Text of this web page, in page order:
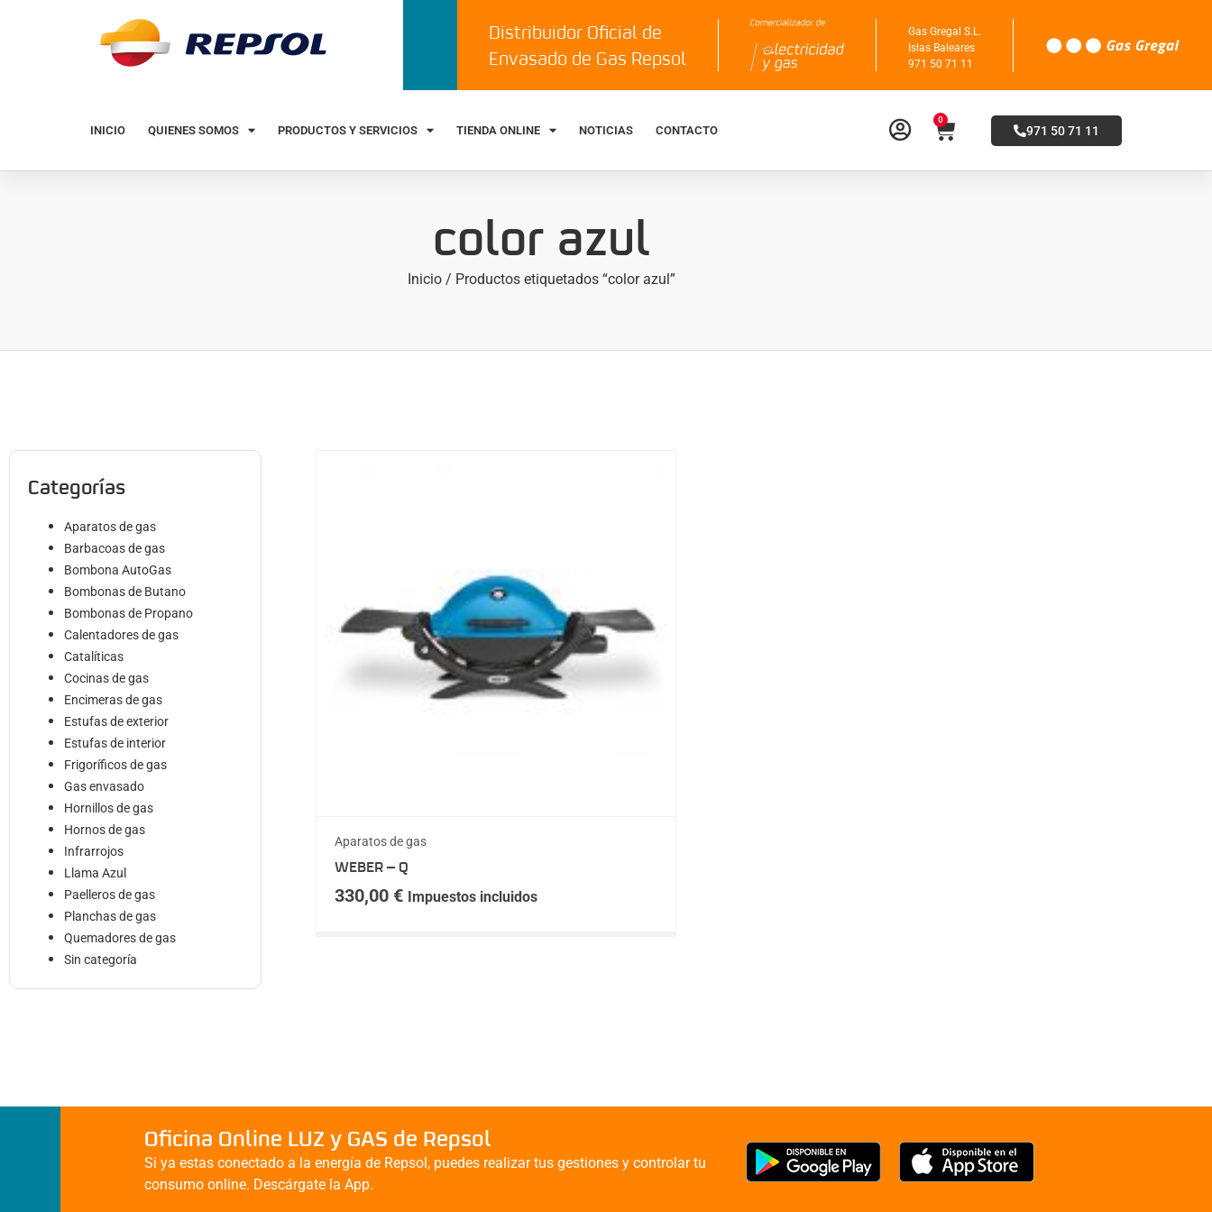
Distribuidor Oficial de
Envasado de Gas Repsol
Gas Gregal S.L.
Islas Baleares
971 50 71 11
INICIO QUIENES SOMOS PRODUCTOS Y SERVICIOS TIENDA ONLINE NOTICIAS CONTACTO
0
971 50 71 11
color azul
Inicio/ Productos etiquetados “color azul”
Categorías
Aparatos de gas
Barbacoas de gas
Bombona AutoGas
Bombonas de Butano
Bombonas de Propano
Calentadores de gas
Catalíticas
Cocinas de gas
Encimeras de gas
Estufas de exterior
Estufas de interior
Frigoríficos de gas
Gas envasado
Hornillos de gas
Hornos de gas
Infrarrojos
Llama Azul
Paelleros de gas
Planchas de gas
Quemadores de gas
Sin categoría
Aparatos de gas
WEBER – Q
330,00 € Impuestos incluidos
Oficina Online LUZ y GAS de Repsol
Si ya estas conectado a la energía de Repsol, puedes realizar tus gestiones y controlar tu
consumo online. Descárgate la App.